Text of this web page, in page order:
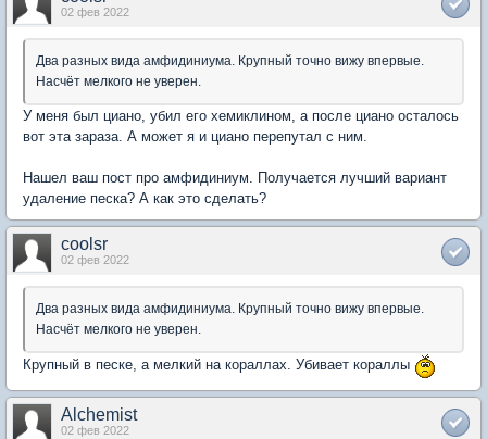
02 фев 2022
Два разных вида амфидиниума. Крупный точно вижу впервые.
Насчёт мелкого не уверен.
У меня был циано, убил его хемиклином, а после циано осталось
вот эта зараза. А может я и циано перепутал с ним.
Нашел ваш пост про амфидиниум. Получается лучший вариант
удаление песка? А как это сделать?
coolsr
02 фев 2022
Два разных вида амфидиниума. Крупный точно вижу впервые.
Насчёт мелкого не уверен.
Крупный в песке, а мелкий на кораллах. Убивает кораллы
Alchemist
02 фев 2022